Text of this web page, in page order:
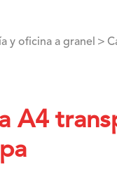
y oficina a granel
A4